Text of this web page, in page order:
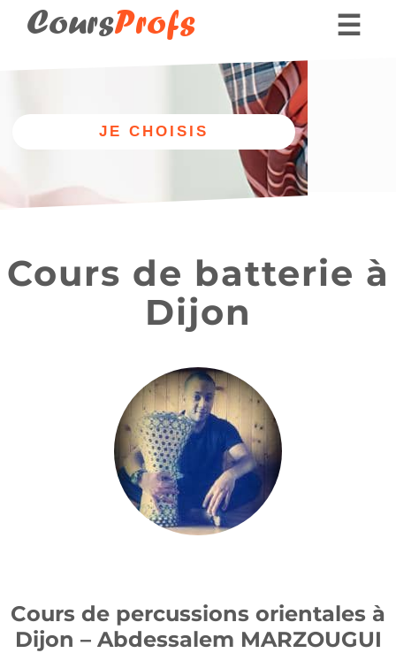
CoursProfs
Nos professeurs
Donner des cours
☰
Cours de batterie à
Dijon
Cours de percussions orientales à
Dijon – Abdessalem MARZOUGUI